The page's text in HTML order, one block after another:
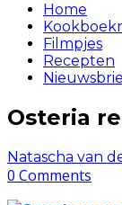
Home
Filmpjes
Recepten
Osteria
Natascha van
0 Comments